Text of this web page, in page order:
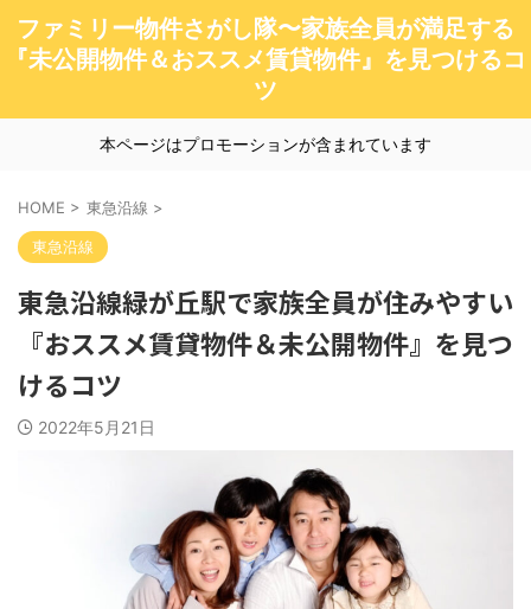
ファミリー物件さがし隊〜家族全員が満足する
『未公開物件＆おススメ賃貸物件』を見つけるコ
ツ
本ページはプロモーションが含まれています
HOME > 東急沿線 >
東急沿線
東急沿線緑が丘駅で家族全員が住みやすい
『おススメ賃貸物件＆未公開物件』を見つ
けるコツ
2022年5月21日